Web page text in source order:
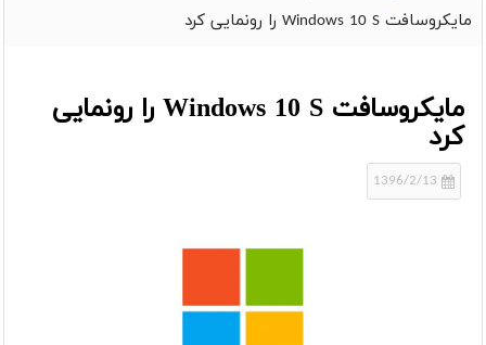
مایکروسافت Windows 10 S را رونمایی کرد
مایکروسافت Windows 10 S را رونمایی
کرد